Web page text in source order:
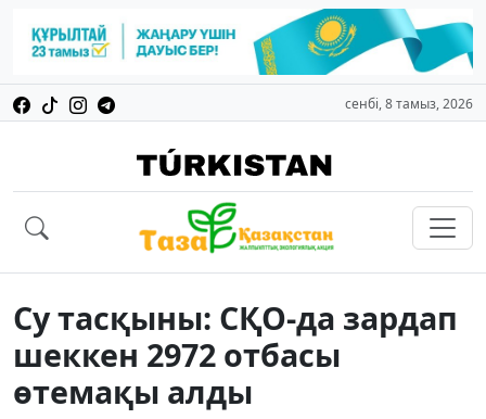
сенбі, 8 тамыз, 2026
Су тасқыны: СҚО-да зардап
шеккен 2972 отбасы
өтемақы алды